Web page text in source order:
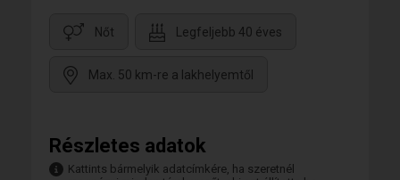
Nőt Legfeljebb 40 éves
Max. 50 km-re a lakhelyemtől
Részletes adatok
Kattints bármelyik adatcímkére, ha szeretnél